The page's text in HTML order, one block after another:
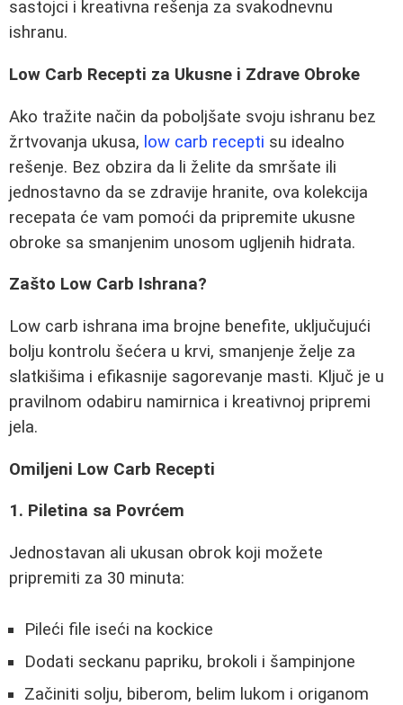
sastojci i kreativna rešenja za svakodnevnu
ishranu.
Low Carb Recepti za Ukusne i Zdrave Obroke
Ako tražite način da poboljšate svoju ishranu bez
žrtvovanja ukusa, low carb recepti su idealno
rešenje. Bez obzira da li želite da smršate ili
jednostavno da se zdravije hranite, ova kolekcija
recepata će vam pomoći da pripremite ukusne
obroke sa smanjenim unosom ugljenih hidrata.
Zašto Low Carb Ishrana?
Low carb ishrana ima brojne benefite, uključujući
bolju kontrolu šećera u krvi, smanjenje želje za
slatkišima i efikasnije sagorevanje masti. Ključ je u
pravilnom odabiru namirnica i kreativnoj pripremi
jela.
Omiljeni Low Carb Recepti
1. Piletina sa Povrćem
Jednostavan ali ukusan obrok koji možete
pripremiti za 30 minuta:
Pileći file iseći na kockice
Dodati seckanu papriku, brokoli i šampinjone
Začiniti solju, biberom, belim lukom i origanom